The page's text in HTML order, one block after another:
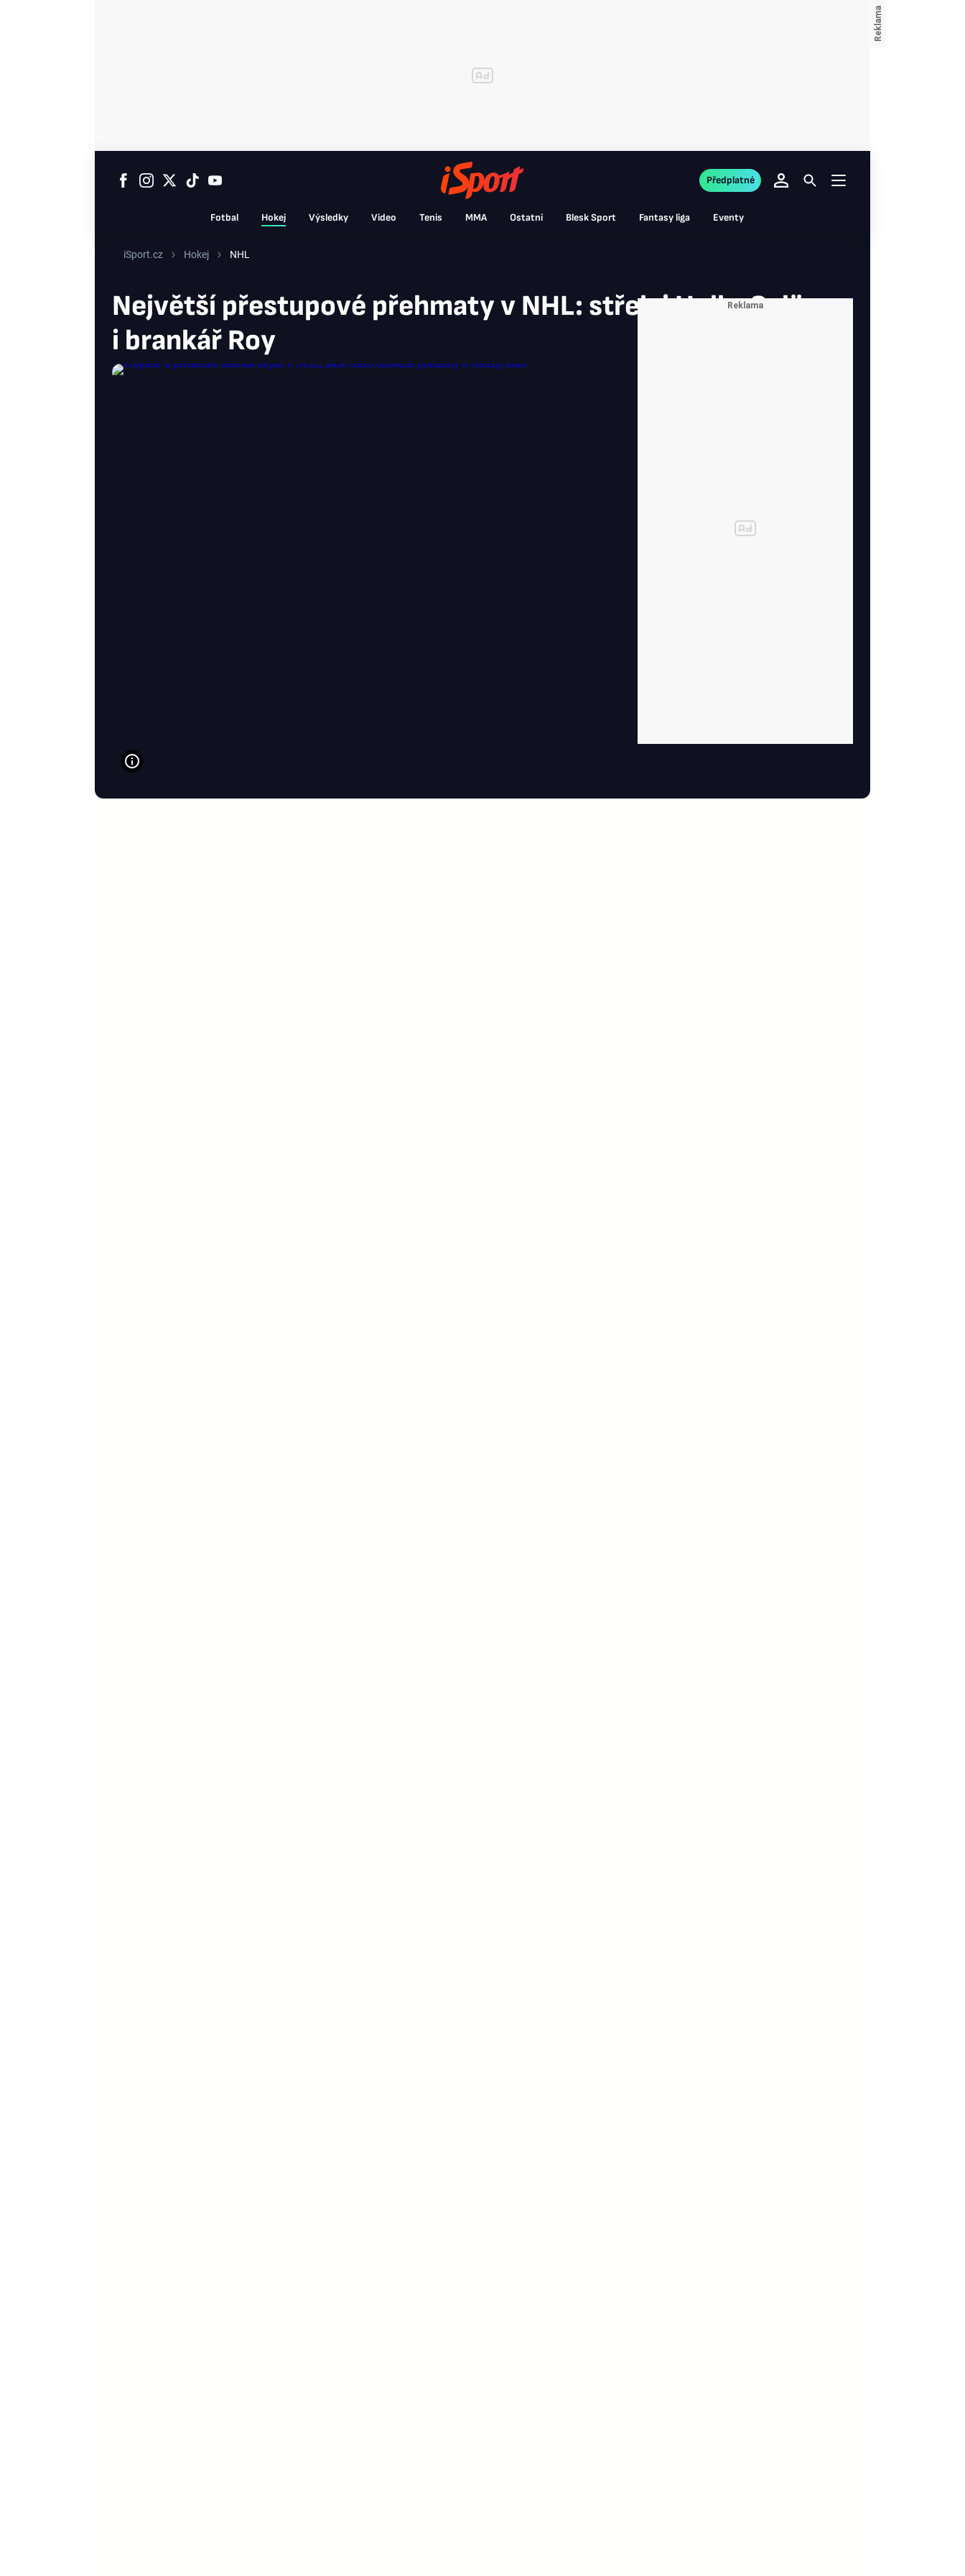
Fotbal Hokej Výsledky Video Tenis MMA Ostatní Blesk Sport Fantasy liga Eventy
Předplatné
iSport.cz Hokej NHL
Největší přestupové přehmaty v NHL: střelci Hull a Selänne
i brankář Roy